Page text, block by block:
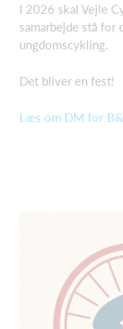
I 2026 skal Vejle
samarbejde stå for
ungdomscykling.
Det bliver en fest!
Læs om DM for